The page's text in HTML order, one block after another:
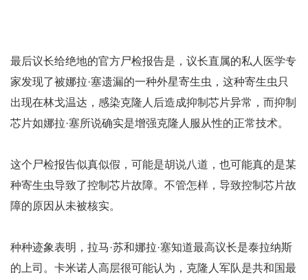
最后议长给绝地的官方尸检报告是，议长直属的私人医学专
家发现了被娜拉·塞遗漏的一种外星寄生虫，这种寄生虫只
出现在林戈温达，感染克隆人后造成抑制芯片异常，而抑制
芯片如娜拉·塞所说确实是增强克隆人服从性的正常技术。
这个尸检报告似真似假，可能是胡说八道，也可能真的是某
种寄生虫导致了控制芯片故障。不管怎样，导致控制芯片故
障的原因从未被核实。
种种迹象表明，拉马·苏和娜拉·塞知道最高议长是泰拉纳斯
的上司。卡米诺人高层很可能认为，克隆人军队是共和国最